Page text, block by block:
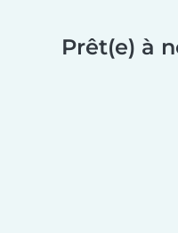
Prêt(e) à